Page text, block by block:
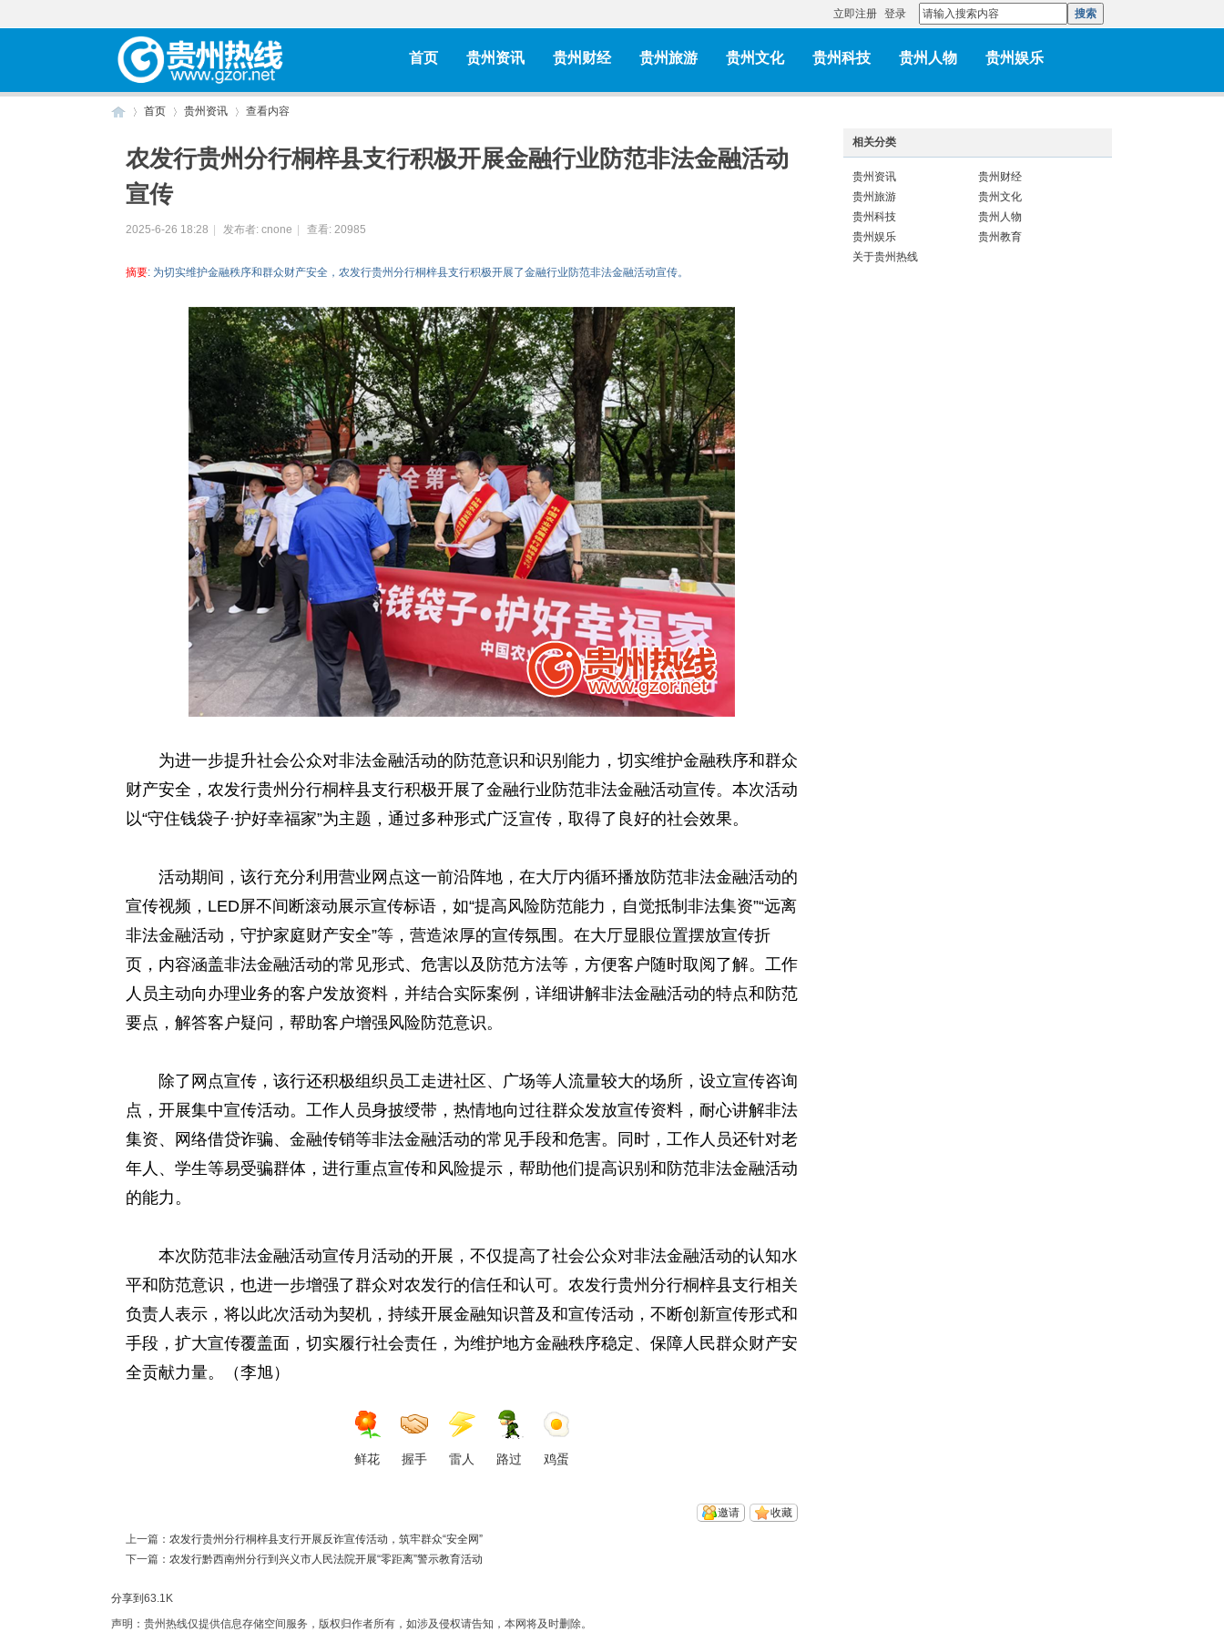
搜索
立即注册 登录
首页 贵州资讯 贵州财经 贵州旅游 贵州文化 贵州科技 贵州人物 贵州娱乐
›
首页
›
贵州资讯 查看内容
农发行贵州分行桐梓县支行积极开展金融行业防范非法金融活动
宣传
2025-6-26 18:28 发布者: cnone 查看: 20985
摘要: 为切实维护金融秩序和群众财产安全，农发行贵州分行桐梓县支行积极开展了金融行业防范非法金融活动宣传。
为进一步提升社会公众对非法金融活动的防范意识和识别能力，切实维护金融秩序和群众
财产安全，农发行贵州分行桐梓县支行积极开展了金融行业防范非法金融活动宣传。本次活动
以“守住钱袋子·护好幸福家”为主题，通过多种形式广泛宣传，取得了良好的社会效果。
活动期间，该行充分利用营业网点这一前沿阵地，在大厅内循环播放防范非法金融活动的
宣传视频，LED屏不间断滚动展示宣传标语，如“提高风险防范能力，自觉抵制非法集资”“远离
非法金融活动，守护家庭财产安全”等，营造浓厚的宣传氛围。在大厅显眼位置摆放宣传折
页，内容涵盖非法金融活动的常见形式、危害以及防范方法等，方便客户随时取阅了解。工作
人员主动向办理业务的客户发放资料，并结合实际案例，详细讲解非法金融活动的特点和防范
要点，解答客户疑问，帮助客户增强风险防范意识。
除了网点宣传，该行还积极组织员工走进社区、广场等人流量较大的场所，设立宣传咨询
点，开展集中宣传活动。工作人员身披绶带，热情地向过往群众发放宣传资料，耐心讲解非法
集资、网络借贷诈骗、金融传销等非法金融活动的常见手段和危害。同时，工作人员还针对老
年人、学生等易受骗群体，进行重点宣传和风险提示，帮助他们提高识别和防范非法金融活动
的能力。
本次防范非法金融活动宣传月活动的开展，不仅提高了社会公众对非法金融活动的认知水
平和防范意识，也进一步增强了群众对农发行的信任和认可。农发行贵州分行桐梓县支行相关
负责人表示，将以此次活动为契机，持续开展金融知识普及和宣传活动，不断创新宣传形式和
手段，扩大宣传覆盖面，切实履行社会责任，为维护地方金融秩序稳定、保障人民群众财产安
全贡献力量。（李旭）
鲜花 握手 雷人 路过 鸡蛋
收藏
邀请
上一篇： 农发行贵州分行桐梓县支行开展反诈宣传活动，筑牢群众“安全网”
下一篇： 农发行黔西南州分行到兴义市人民法院开展“零距离”警示教育活动
分享到 63.1K
声明：贵州热线仅提供信息存储空间服务，版权归作者所有，如涉及侵权请告知，本网将及时删除。
相关分类
贵州资讯
贵州财经
贵州旅游
贵州文化
贵州科技
贵州人物
贵州娱乐
贵州教育
关于贵州热线